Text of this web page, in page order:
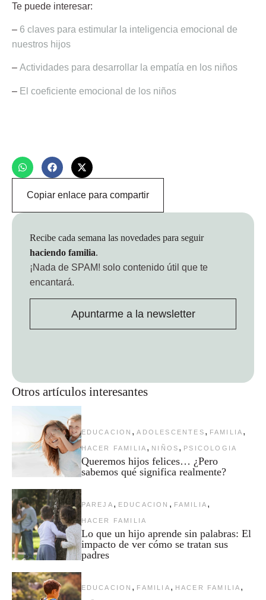
Te puede interesar:
– 6 claves para estimular la inteligencia emocional de
nuestros hijos
– Actividades para desarrollar la empatía en los niños
– El coeficiente emocional de los niños
Copiar enlace para compartir
Otros artículos interesantes
EDUCACION , ADOLESCENTES , FAMILIA ,
HACER FAMILIA , NIÑOS , PSICOLOGIA
Queremos hijos felices… ¿Pero
sabemos qué significa realmente?
PAREJA , EDUCACION , FAMILIA ,
HACER FAMILIA
Lo que un hijo aprende sin palabras: El
impacto de ver cómo se tratan sus
padres
EDUCACION , FAMILIA , HACER FAMILIA ,
Recibe cada semana las novedades para seguir
haciendo familia.
¡Nada de SPAM! solo contenido útil que te
encantará.
Apuntarme a la newsletter